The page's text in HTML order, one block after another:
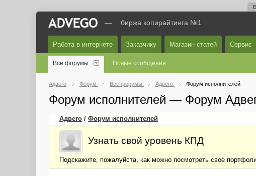
— биржа копирайтинга №1
Работа в интернете Заказчику Магазин статей Сервис
Все форумы Новые сообщения
Адвего Форум Все форумы Адвего Форум исполнителей
Форум исполнителей — Форум
Адвего / Форум исполнителей
Узнать свой уровень КПД
Подскажите, пожалуйста, как можно посмотреть свое